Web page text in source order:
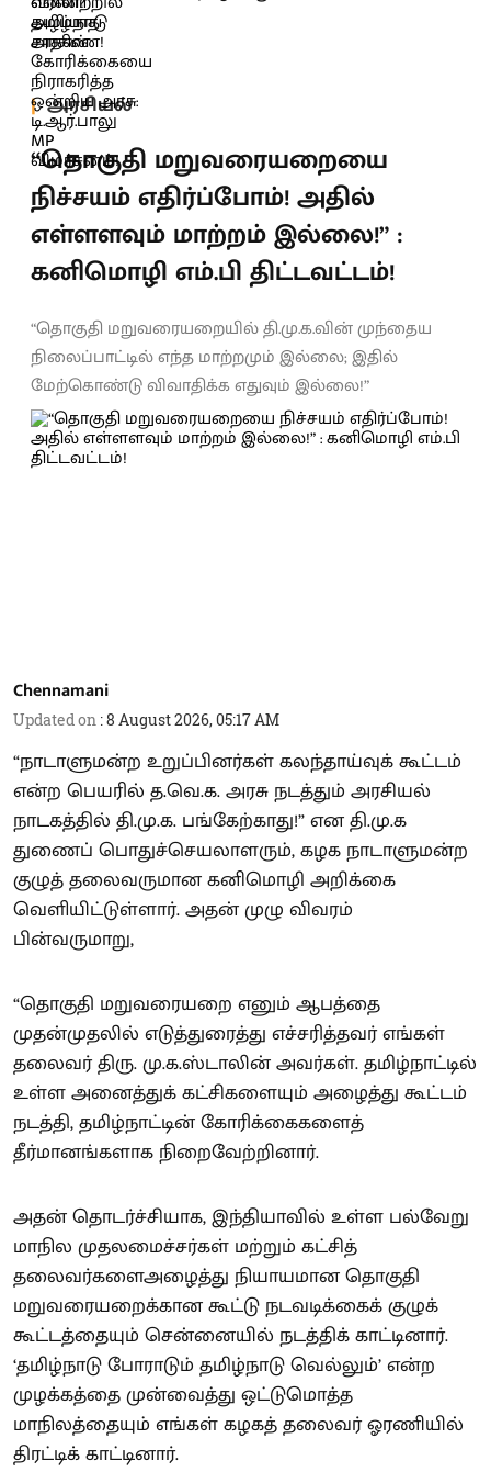
அரசியல்
“தொகுதி மறுவரையறையை
நிச்சயம் எதிர்ப்போம்! அதில்
எள்ளளவும் மாற்றம் இல்லை!” :
கனிமொழி எம்.பி திட்டவட்டம்!
“தொகுதி மறுவரையறையில் தி.மு.க.வின் முந்தைய
நிலைப்பாட்டில் எந்த மாற்றமும் இல்லை; இதில்
மேற்கொண்டு விவாதிக்க எதுவும் இல்லை!”
Chennamani
Updated on :8 August 2026, 05:17 AM
“நாடாளுமன்ற உறுப்பினர்கள் கலந்தாய்வுக் கூட்டம்
என்ற பெயரில் த.வெ.க. அரசு நடத்தும் அரசியல்
நாடகத்தில் தி.மு.க. பங்கேற்காது!” என தி.மு.க
துணைப் பொதுச்செயலாளரும், கழக நாடாளுமன்ற
குழுத் தலைவருமான கனிமொழி அறிக்கை
வெளியிட்டுள்ளார். அதன் முழு விவரம்
பின்வருமாறு,
“தொகுதி மறுவரையறை எனும் ஆபத்தை
முதன்முதலில் எடுத்துரைத்து எச்சரித்தவர் எங்கள்
தலைவர் திரு. மு.க.ஸ்டாலின் அவர்கள். தமிழ்நாட்டில்
உள்ள அனைத்துக் கட்சிகளையும் அழைத்து கூட்டம்
நடத்தி, தமிழ்நாட்டின் கோரிக்கைகளைத்
தீர்மானங்களாக நிறைவேற்றினார்.
அதன் தொடர்ச்சியாக, இந்தியாவில் உள்ள பல்வேறு
மாநில முதலமைச்சர்கள் மற்றும் கட்சித்
தலைவர்களைஅழைத்து நியாயமான தொகுதி
மறுவரையறைக்கான கூட்டு நடவடிக்கைக் குழுக்
கூட்டத்தையும் சென்னையில் நடத்திக் காட்டினார்.
‘தமிழ்நாடு போராடும் தமிழ்நாடு வெல்லும்’ என்ற
முழக்கத்தை முன்வைத்து ஒட்டுமொத்த
மாநிலத்தையும் எங்கள் கழகத் தலைவர் ஓரணியில்
திரட்டிக் காட்டினார்.